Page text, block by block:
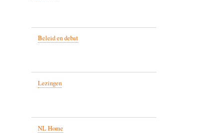
Beleid en debat
Lezingen
NL Home